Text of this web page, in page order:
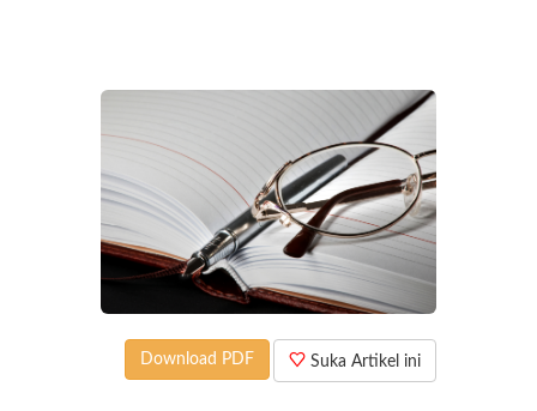
Suka Artikel ini
Download PDF